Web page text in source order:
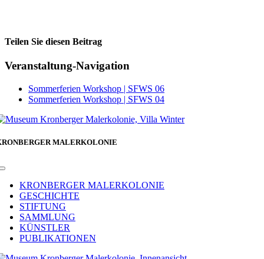
Teilen Sie diesen Beitrag
Facebook
Veranstaltung-Navigation
Sommerferien Workshop | SFWS 06
Sommerferien Workshop | SFWS 04
MALERKOLONIE
Toggle
NavigationKRONBERGER MALERKOLONIE
GESCHICHTE
STIFTUNG
SAMMLUNG
KÜNSTLER
PUBLIKATIONEN